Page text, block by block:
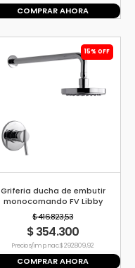
COMPRAR AHORA
15% OFF
Griferia ducha de embutir
monocomando FV Libby
$ 416.823,53
$ 354.300
Precio s/imp. nac. $ 292.809,92
COMPRAR AHORA